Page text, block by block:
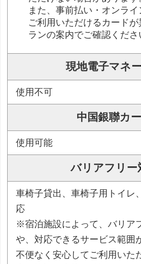
また、事前払い・オンラ
ご利用いただけるカード
ランの案内でご確認くださ
現地電子マネ
使用不可
中国銀聯カ
使用可能
バリアフリー
車椅子貸出、車椅子用トイレ
応
※宿泊施設によって、バリア
や、対応できるサービス範囲
不便なく安心してご利用いた